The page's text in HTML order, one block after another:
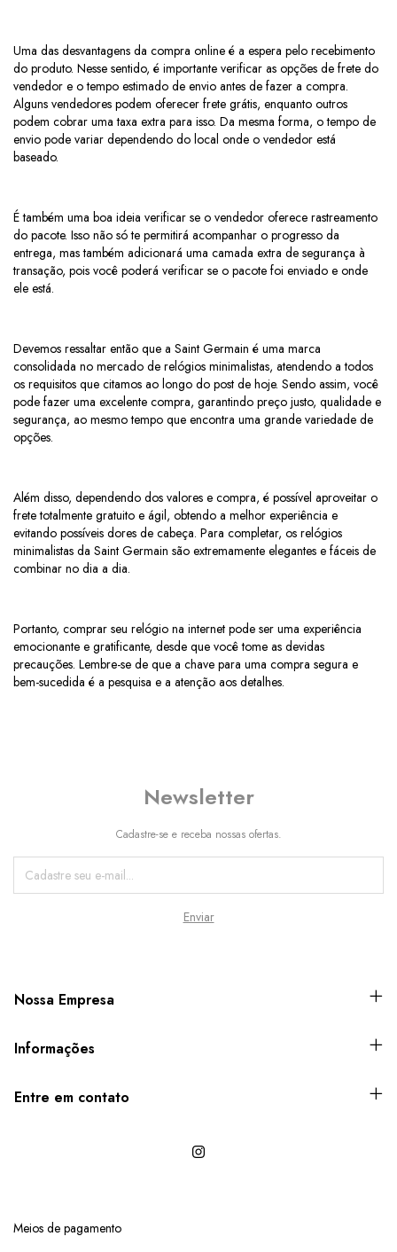
Uma das desvantagens da compra online é a espera pelo recebimento
do produto. Nesse sentido, é importante verificar as opções de frete do
vendedor e o tempo estimado de envio antes de fazer a compra.
Alguns vendedores podem oferecer frete grátis, enquanto outros
podem cobrar uma taxa extra para isso. Da mesma forma, o tempo de
envio pode variar dependendo do local onde o vendedor está
baseado.
É também uma boa ideia verificar se o vendedor oferece rastreamento
do pacote. Isso não só te permitirá acompanhar o progresso da
entrega, mas também adicionará uma camada extra de segurança à
transação, pois você poderá verificar se o pacote foi enviado e onde
ele está.
Devemos ressaltar então que a Saint Germain é uma marca
consolidada no mercado de relógios minimalistas, atendendo a todos
os requisitos que citamos ao longo do post de hoje. Sendo assim, você
pode fazer uma excelente compra, garantindo preço justo, qualidade e
segurança, ao mesmo tempo que encontra uma grande variedade de
opções.
Além disso, dependendo dos valores e compra, é possível aproveitar o
frete totalmente gratuito e ágil, obtendo a melhor experiência e
evitando possíveis dores de cabeça. Para completar, os relógios
minimalistas da Saint Germain são extremamente elegantes e fáceis de
combinar no dia a dia.
Portanto, comprar seu relógio na internet pode ser uma experiência
emocionante e gratificante, desde que você tome as devidas
precauções. Lembre-se de que a chave para uma compra segura e
bem-sucedida é a pesquisa e a atenção aos detalhes.
Newsletter
Cadastre-se e receba nossas ofertas.
Nossa Empresa
Informações
Entre em contato
Meios de pagamento